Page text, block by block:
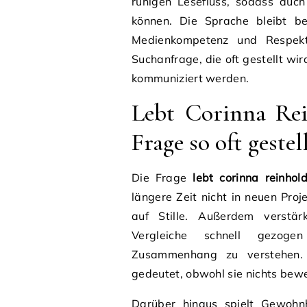
können. Die Sprache bleibt
Medienkompetenz und
Suchanfrage, die oft gestellt
kommuniziert werden.
Lebt Corinna
Frage so oft
Die Frage lebt corinna
längere Zeit nicht in neuen
auf Stille. Außerdem
Vergleiche schnell
Zusammenhang zu
gedeutet, obwohl sie nichts
Darüber hinaus spielt